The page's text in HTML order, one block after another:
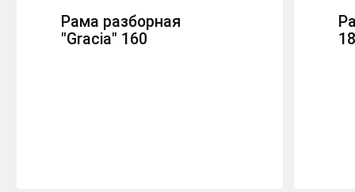
Рама разборная
"Gracia" 160